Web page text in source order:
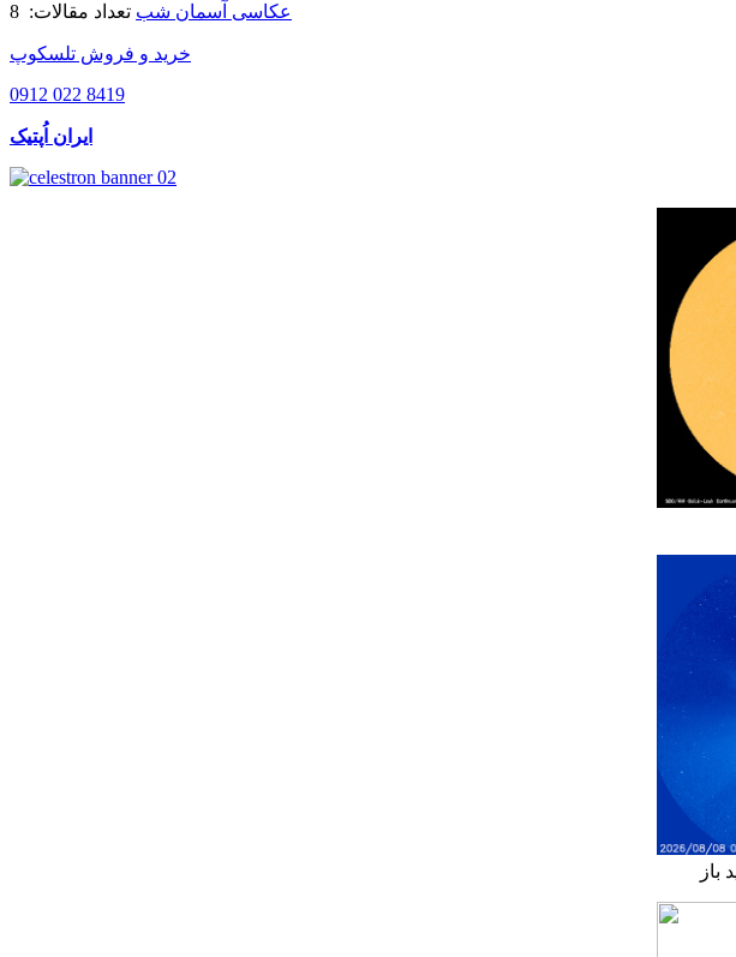
عکاسی آسمان شب تعداد مقالات: 8
خرید و فروش تلسکوپ
0912 022 8419
ایران اُپتیک